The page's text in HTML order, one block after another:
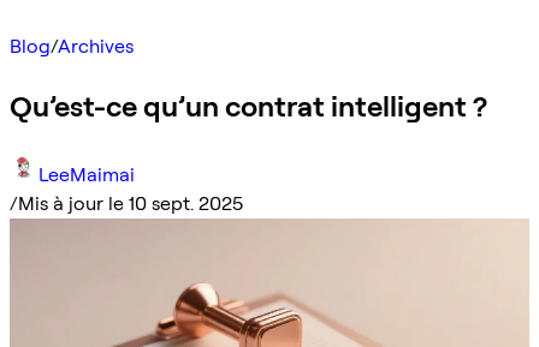
Blog/Archives
Qu’est-ce qu’un contrat intelligent ?
LeeMaimai
/Mis à jour le 10 sept. 2025